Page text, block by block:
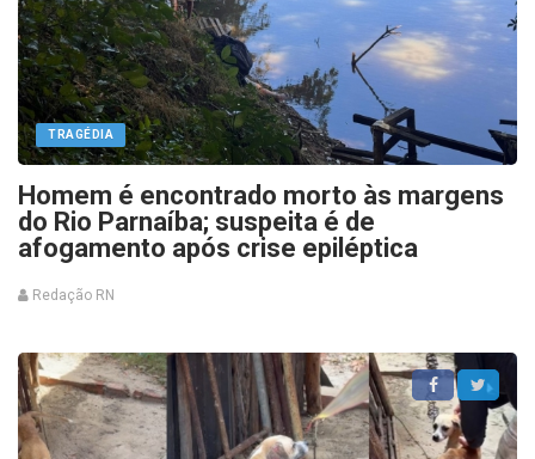
TRAGÉDIA
Homem é encontrado morto às margens
do Rio Parnaíba; suspeita é de
afogamento após crise epiléptica
Redação RN